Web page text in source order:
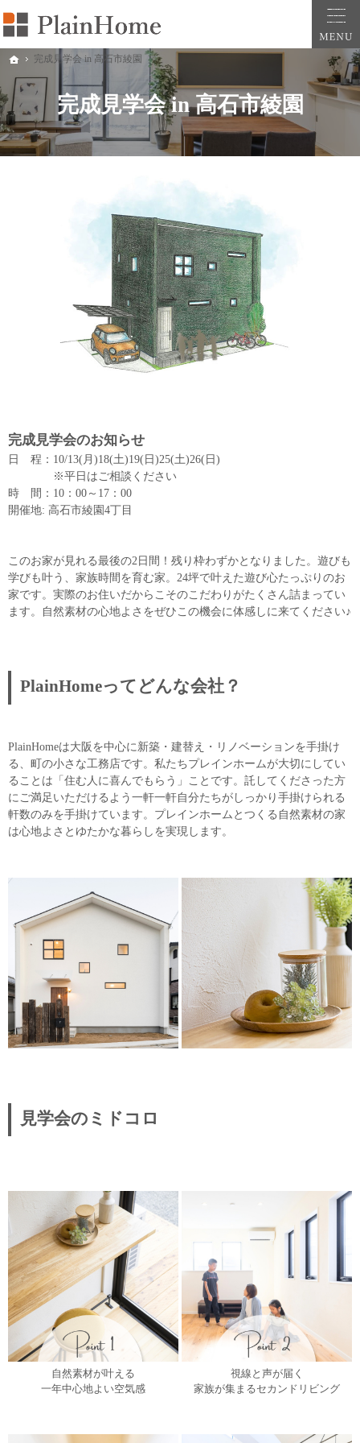
完成見学会 in 高石市綾園
大阪・堺市での新築一戸建ては工務店の「PlainHome平原建築工房」へおまかせ。自然
堺市をはじめ大阪府全域での新築注文住宅ならプレインホームへ。自然素材の心地よさ
完成見学会のお知らせ
日 程：10/13(月)18(土)19(日)25(土)26(日)
※平日はご相談ください
時 間：10：00～17：00
開催地: 高石市綾園4丁目
このお家が見れる最後の2日間！残り枠わずかとなりました。遊びも
学びも叶う、家族時間を育む家。24坪で叶えた遊び心たっぷりのお
家です。実際のお住いだからこそのこだわりがたくさん詰まってい
ます。⾃然素材の⼼地よさをぜひこの機会に体感しに来てください♪
PlainHomeってどんな会社？
PlainHomeは大阪を中心に新築・建替え・リノベーションを手掛け
る、町の小さな工務店です。私たちプレインホームが大切にしてい
ることは「住む人に喜んでもらう」ことです。託してくださった方
にご満足いただけるよう一軒一軒自分たちがしっかり手掛けられる
軒数のみを手掛けています。プレインホームとつくる自然素材の家
は心地よさとゆたかな暮らしを実現します。
見学会のミドコロ
自然素材が叶える
一年中心地よい空気感
視線と声が届く
家族が集まるセカンドリビング
ホーム
完成見学会 in 高石市綾園